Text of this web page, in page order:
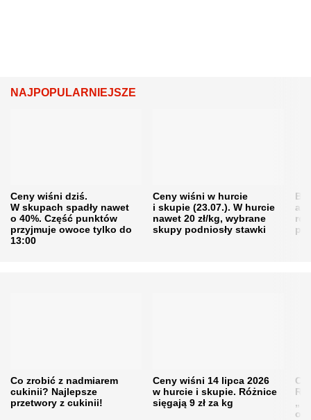
NAJPOPULARNIEJSZE
Ceny wiśni dziś.
W skupach spadły nawet
o 40%. Część punktów
przyjmuje owoce tylko do
13:00
Ceny wiśni w hurcie
i skupie (23.07.). W hurcie
nawet 20 zł/kg, wybrane
skupy podniosły stawki
Co zrobić z nadmiarem
cukinii? Najlepsze
przetwory z cukinii!
Ceny wiśni 14 lipca 2026
w hurcie i skupie. Różnice
sięgają 9 zł za kg